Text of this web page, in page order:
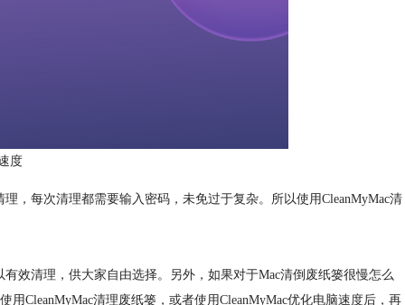
度
每次清理都需要输入密码，未免过于复杂。所以使用CleanMyMac清
清理，供大家自由选择。另外，如果对于Mac清倒废纸篓很慢怎么
CleanMyMac清理废纸篓，或者使用CleanMyMac优化电脑速度后，再